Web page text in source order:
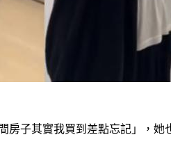
房子其實我買到差點忘記」，